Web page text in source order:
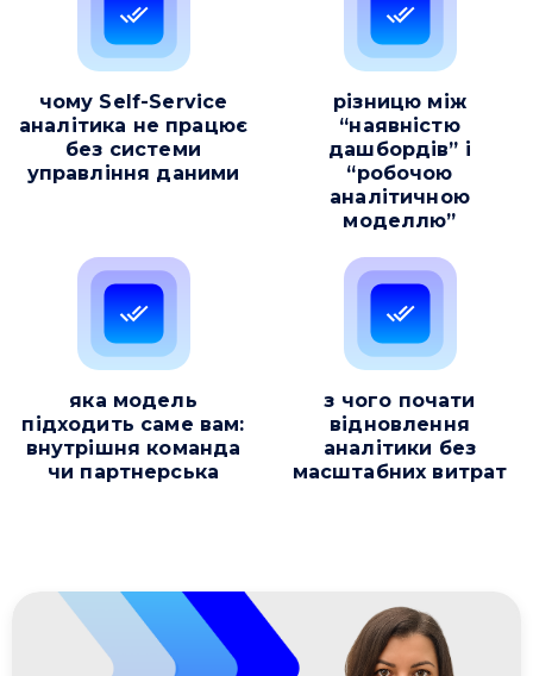
чому Self-Service
аналітика не працює
без системи
управління даними
різницю між
“наявністю
дашбордів” і
“робочою
аналітичною
моделлю”
яка модель
підходить саме вам:
внутрішня команда
чи партнерська
з чого почати
відновлення
аналітики без
масштабних витрат